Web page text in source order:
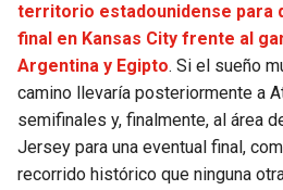
territorio estadounidense para
final en Kansas City frente al
Argentina y Egipto. Si el sueño
camino llevaría posteriormente a
semifinales y, finalmente, al área
Jersey para una eventual final,
recorrido histórico que ninguna